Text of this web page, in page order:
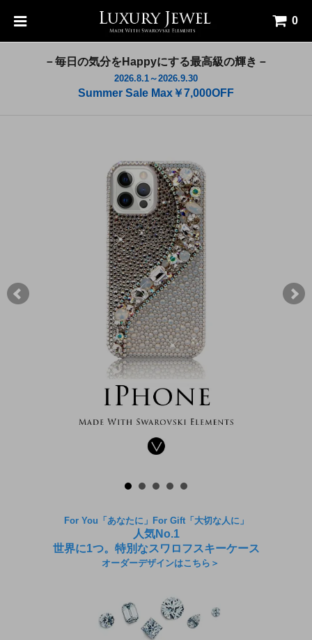
0
－毎日の気分をHappyにする最高級の輝き－
2026.8.1～2026.9.30
Summer Sale Max￥7,000OFF
For You「あなたに」For Gift「大切な人に」
人気No.1
世界に1つ。特別なスワロフスキーケース
オーダーデザインはこちら＞